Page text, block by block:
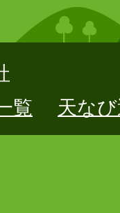
覧
天な